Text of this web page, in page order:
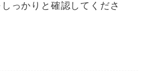
っかりと確認してくださ